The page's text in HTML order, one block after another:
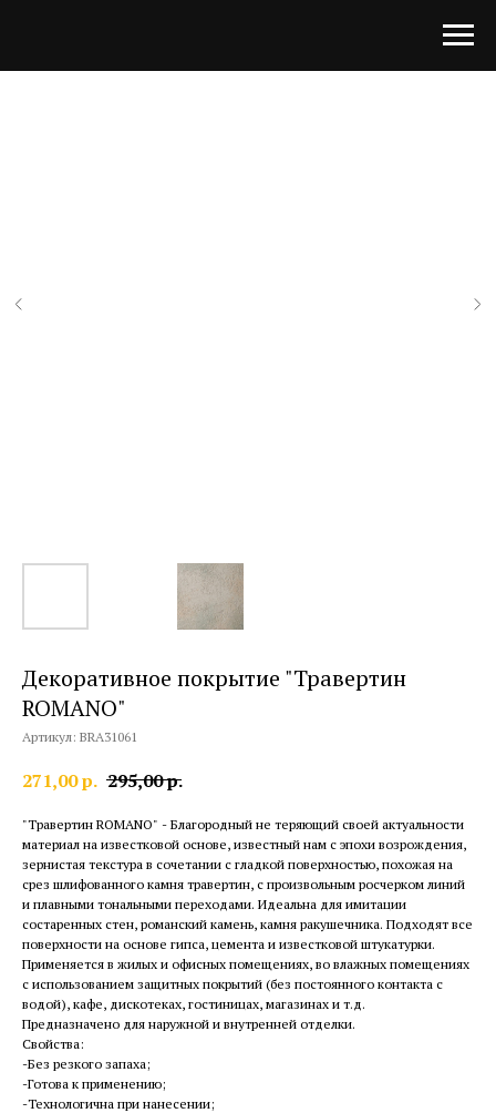
Декоративное покрытие "Травертин
ROMANO"
Артикул: BRA31061
271,00р. 295,00р.
"Травертин ROMANO" - Благородный не теряющий своей актуальности
материал на известковой основе, известный нам с эпохи возрождения,
зернистая текстура в сочетании с гладкой поверхностью, похожая на
срез шлифованного камня травертин, с произвольным росчерком линий
и плавными тональными переходами. Идеальна для имитации
состаренных стен, романский камень, камня ракушечника. Подходят все
поверхности на основе гипса, цемента и известковой штукатурки.
Применяется в жилых и офисных помещениях, во влажных помещениях
с использованием защитных покрытий (без постоянного контакта с
водой), кафе, дискотеках, гостиницах, магазинах и т.д.
Предназначено для наружной и внутренней отделки.
Свойства:
-Без резкого запаха;
-Готова к применению;
-Технологична при нанесении;